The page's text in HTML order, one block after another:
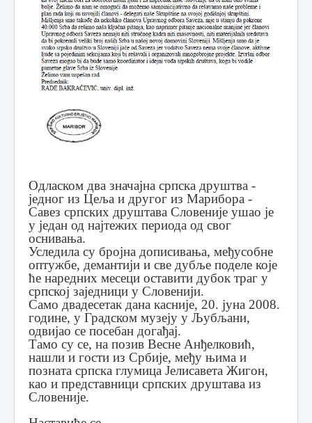
Одласком два значајна српска друштва -
једног из Цеља и другог из Марибора -
Савез српских друштава Словеније ушао је
у један од најтежих периода од свог
оснивања.
Уследила су бројна дописивања, међусобне
оптужбе, демантији и све дубље поделе које
ће наредних месеци оставити дубок траг у
српској заједници у Словенији.
Само двадесетак дана касније, 20. јуна 2008.
године, у Градском музеју у Љубљани,
одвијао се посебан догађај.
Тамо су се, на позив Весне Анђелковић,
нашли и гости из Србије, међу њима и
позната српска глумица Јелисавета Жигон,
као и представници српских друштава из
Словеније.